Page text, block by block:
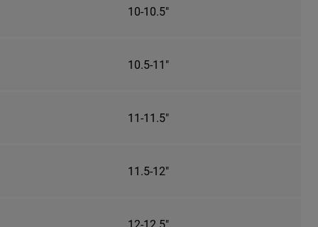
10-10.5"
10.5-11"
11-11.5"
11.5-12"
12-12.5"